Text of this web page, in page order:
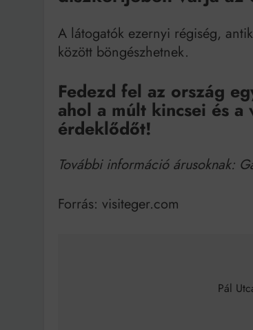
A látogatók ezernyi régiség,
között böngészhetnek.
Fedezd fel az ország
ahol a múlt kincsei és
érdeklődőt!
További információ árusoknak:
Forrás: visiteger.com
Pál